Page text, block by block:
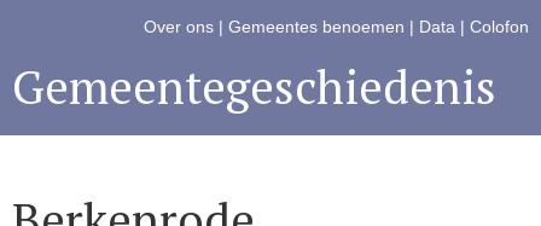
Over ons | Gemeentes benoemen | Data | Colofon
Gemeentegeschiedenis